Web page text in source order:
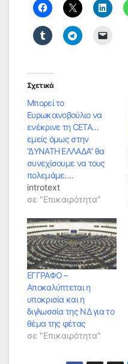
Σχετικά
Μπορεί το
Ευρωκοινοβούλιο να
ενέκρινε τη CETA…
εμείς όμως στην
”ΔΥΝΑΤΗ ΕΛΛΑΔΑ” θα
συνεχίσουμε να τους
πολεμάμε….
introtext
σε "Επικαιρότητα"
ΕΓΓΡΑΦΟ –
Αποκαλύπτεται η
υποκρισία και η
διγλωσσία της ΝΔ για το
θέμα της φέτας
σε "Επικαιρότητα"